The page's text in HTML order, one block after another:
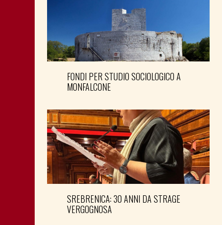
FONDI PER STUDIO SOCIOLOGICO A
MONFALCONE
SREBRENICA: 30 ANNI DA STRAGE
VERGOGNOSA